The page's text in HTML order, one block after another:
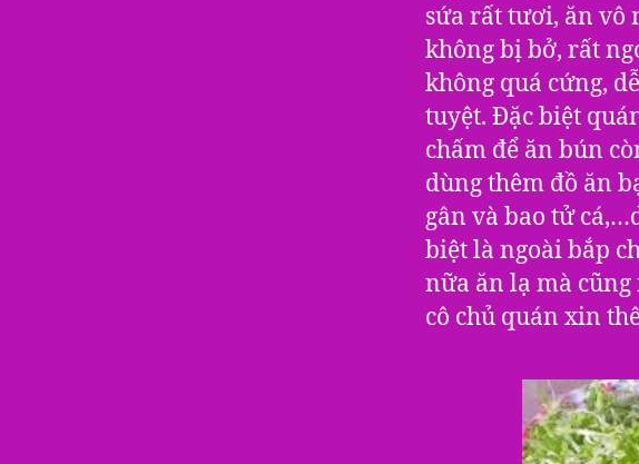
sứa rất tươi, ăn vô
không bị bở, rất
không quá cứng,
tuyệt. Đặc biệt
chấm để ăn bún
dùng thêm đồ ăn
gân và bao tử
biệt là ngoài bắp
nữa ăn lạ mà cũng
cô chủ quán xin